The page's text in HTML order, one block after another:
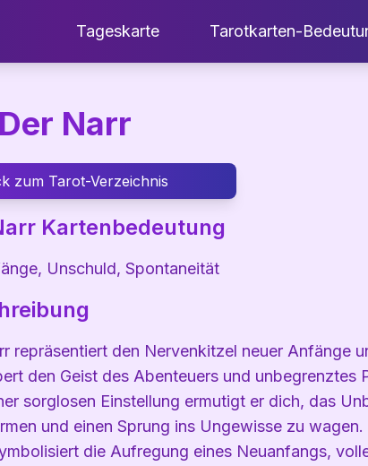
Tarotkarten-
Tageskarte
Der Narr
zum Tarot-Verzeichnis
Kartenbedeutung
Unschuld, Spontaneität
repräsentiert den Nervenkitzel neuer Anfänge
den Geist des Abenteuers und unbegrenztes
sorglosen Einstellung ermutigt er dich, das
und einen Sprung ins Ungewisse zu wagen.
die Aufregung eines Neuanfangs,